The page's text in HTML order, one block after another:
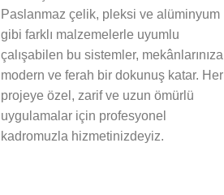
Paslanmaz çelik, pleksi ve alüminyum
gibi farklı malzemelerle uyumlu
çalışabilen bu sistemler, mekânlarınıza
modern ve ferah bir dokunuş katar. Her
projeye özel, zarif ve uzun ömürlü
uygulamalar için profesyonel
kadromuzla hizmetinizdeyiz.